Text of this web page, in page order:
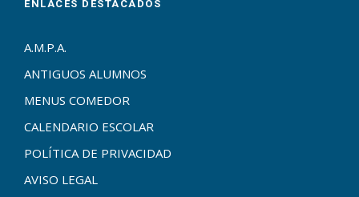
ENLACES DESTACADOS
A.M.P.A.
ANTIGUOS ALUMNOS
MENUS COMEDOR
CALENDARIO ESCOLAR
POLÍTICA DE PRIVACIDAD
AVISO LEGAL